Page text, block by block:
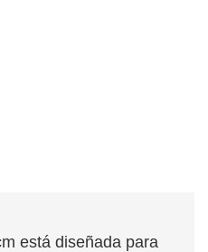
está diseñada para